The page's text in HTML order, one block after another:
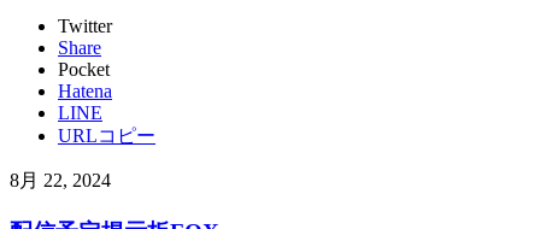
Twitter
Share
Pocket
Hatena
LINE
URLコピー
8月 22, 2024